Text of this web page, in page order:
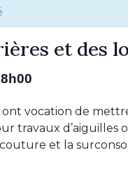
et des
ont vocation de
travaux d’aiguilles
couture et la